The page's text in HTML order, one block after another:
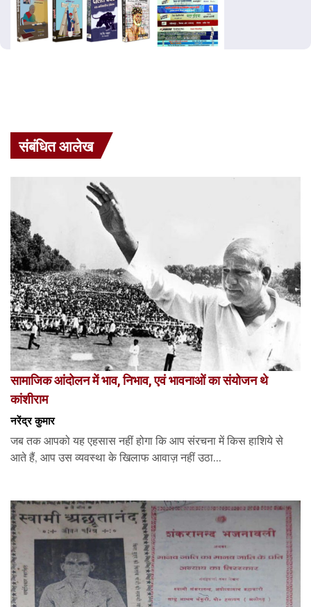
संबंधित आलेख
सामाजिक आंदोलन में भाव, निभाव, एवं भावनाओं का संयोजन थे
कांशीराम
नरेंद्र कुमार
जब तक आपको यह एहसास नहीं होगा कि आप संरचना में किस हाशिये से
आते हैं, आप उस व्यवस्था के खिलाफ आवाज़ नहीं उठा...